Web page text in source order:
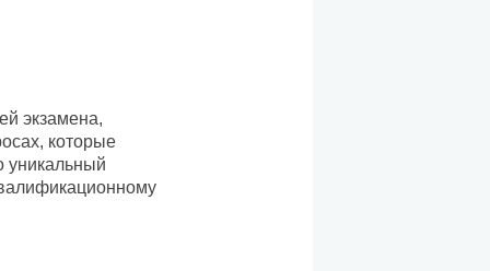
экзамена,
которые
уникальный